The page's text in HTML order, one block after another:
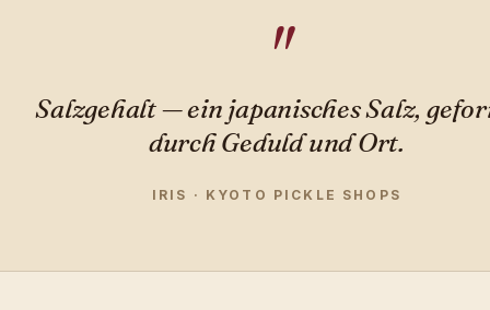
Salzgehalt — ein japanisches Salz,
durch Geduld und Ort.
IRIS · KYOTO PICKLE SHOPS